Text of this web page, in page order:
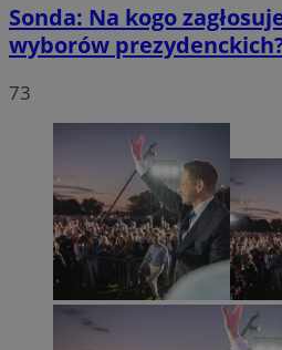
Sonda: Na kogo
wyborów
73